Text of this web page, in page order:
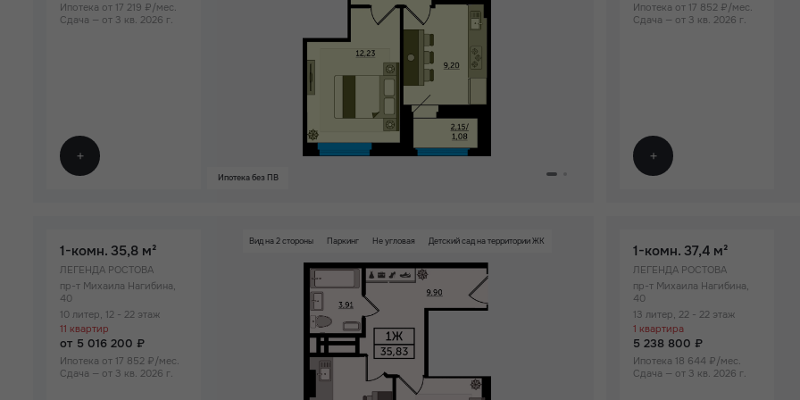
Ипотека от 17 219 ₽/мес.
Сдача — от 3 кв. 2026 г.
Ипотека без ПВ
Ипотека от 17 852 ₽/мес.
Сдача — от 3 кв. 2026 г.
1-комн. 35,8 м²
ЛЕГЕНДА РОСТОВА
пр-т Михаила Нагибина,
40
10 литер, 12 - 22 этаж
11 квартир
от 5 016 200 ₽
Ипотека от 17 852 ₽/мес.
Сдача — от 3 кв. 2026 г.
Вид на 2 стороны Паркинг Не угловая Детский сад на территории ЖК
1-комн. 37,4 м²
ЛЕГЕНДА РОСТОВА
пр-т Михаила Нагибина,
40
13 литер, 22 - 22 этаж
1 квартира
5 238 800 ₽
Ипотека 18 644 ₽/мес.
Сдача — от 3 кв. 2026 г.